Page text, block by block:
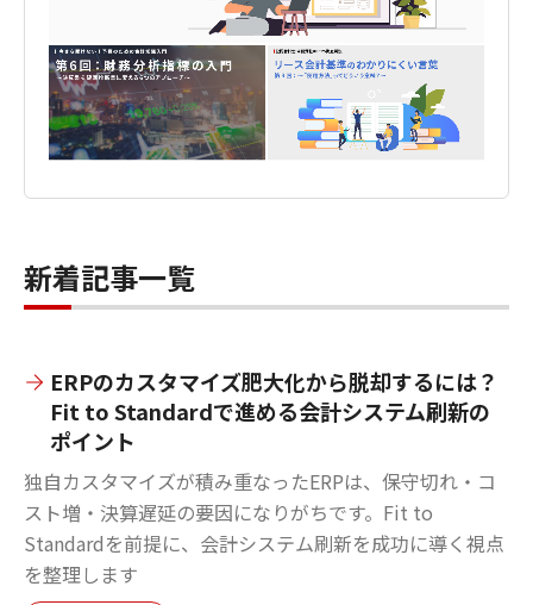
新着記事一覧
ERPのカスタマイズ肥大化から脱却するには？
Fit to Standardで進める会計システム刷新の
ポイント
独自カスタマイズが積み重なったERPは、保守切れ・コ
スト増・決算遅延の要因になりがちです。Fit to
Standardを前提に、会計システム刷新を成功に導く視点
を整理します